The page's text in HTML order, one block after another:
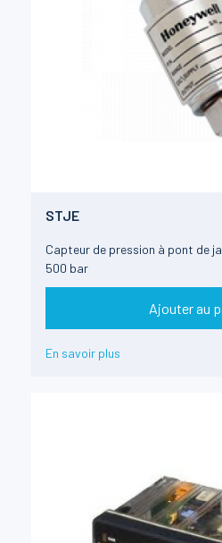
STJE
Capteur de pression à pont de
500 bar
Ajouter au
En savoir plus